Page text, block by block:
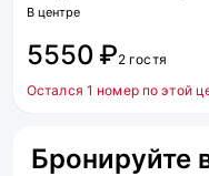
В центре
5550 ₽2 гостя
Остался 1 номер по этой
Бронируйте